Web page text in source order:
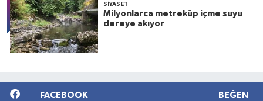
SIYASET
Milyonlarca metreküp içme suyu
dereye akıyor
FACEBOOK BEĞEN